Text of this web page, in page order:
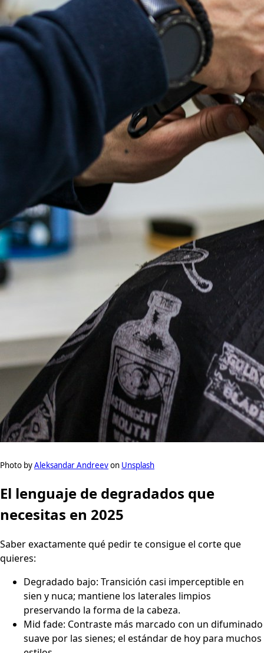
Photo byAleksandar Andreevon Unsplash
El lenguaje de degradados que
necesitas en 2025
Saber exactamente qué pedir te consigue el corte que
quieres:
Degradado bajo: Transición casi imperceptible en
sien y nuca; mantiene los laterales limpios
preservando la forma de la cabeza.
Mid fade: Contraste más marcado con un difuminado
suave por las sienes; el estándar de hoy para muchos